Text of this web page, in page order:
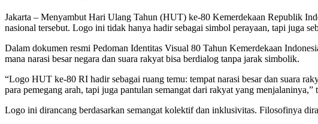
Jakarta – Menyambut Hari Ulang Tahun (HUT) ke-80 Kemerdekaan Republik
nasional tersebut. Logo ini tidak hanya hadir sebagai simbol perayaan, tapi juga
Dalam dokumen resmi Pedoman Identitas Visual 80 Tahun Kemerdekaan
mana narasi besar negara dan suara rakyat bisa berdialog tanpa jarak simbolik.
“Logo HUT ke-80 RI hadir sebagai ruang temu: tempat narasi besar dan suara
para pemegang arah, tapi juga pantulan semangat dari rakyat yang menjalaninya,”
Logo ini dirancang berdasarkan semangat kolektif dan inklusivitas. Filosofinya